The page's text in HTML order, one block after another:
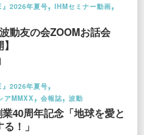
2026年夏号
IHMセミナー動画
動友の会ZOOMお話会
2026年夏号
アMMXX
会報誌 波動
40周年記念「地球を愛と
！」